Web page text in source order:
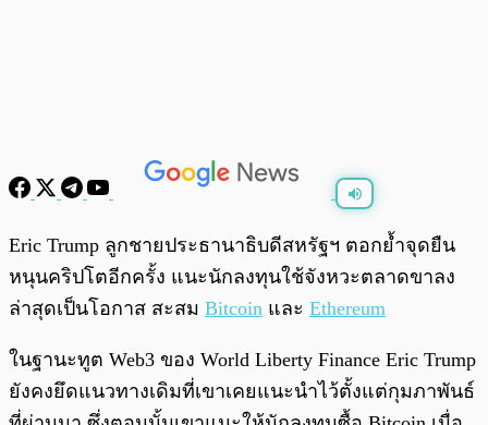
0:00/ 0:00
Eric Trump ลูกชายประธานาธิบดีสหรัฐฯ ตอกย้ำจุดยืน
หนุนคริปโตอีกครั้ง แนะนักลงทุนใช้จังหวะตลาดขาลง
ล่าสุดเป็นโอกาส สะสม Bitcoin และ Ethereum
ในฐานะทูต Web3 ของ World Liberty Finance Eric Trump
ยังคงยึดแนวทางเดิมที่เขาเคยแนะนำไว้ตั้งแต่กุมภาพันธ์